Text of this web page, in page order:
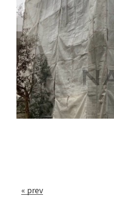
« prev